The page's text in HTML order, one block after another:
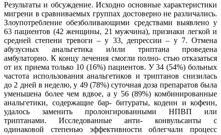
Результаты и обсуждение. Исходно основные характеристики
мигрени в сравниваемых группах достоверно не различались.
Злоупотребление обезболивающими средствами выявлено у
63 пациентов (42 женщины, 21 мужчина), признаки легкой и
средней степени тревоги – у 33, депрессии – у 7. Отмена
абузусных анальгетика и/или триптана проведена
амбулаторно. К концу лечения смогли полно- стью отказаться
от их приема только 10 (16%) пациентов. У 34 (54%) больных
частота использования анальгетиков и триптанов снизилась
до 2 дней в неделю, у 49 (78%) суточная доза препаратов была
уменьшена более чем вдвое, а у 56 (89%) комбинированные
анальгетики, содержащие бар- битураты, кодеин и кофеин,
удалось заменить пролонгированными НПВП или
триптанами. Исследованные анти- конвульсанты с
одинаковой степенью эффективности облегчали процесс